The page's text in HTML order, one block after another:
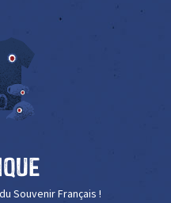
Souvenir Français !